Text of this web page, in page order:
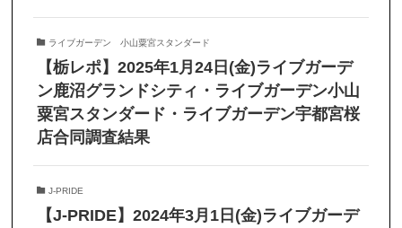
ライブガーデン 小山粟宮スタンダード
【栃レポ】2025年1月24日(金)ライブガーデ
ン鹿沼グランドシティ・ライブガーデン小山
粟宮スタンダード・ライブガーデン宇都宮桜
店合同調査結果
J-PRIDE
【J-PRIDE】2024年3月1日(金)ライブガーデ